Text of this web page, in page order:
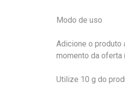
Modo de uso
Adicione o produto
momento da oferta
Utilize 10 g do